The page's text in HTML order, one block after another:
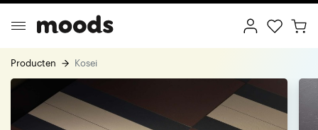
Minimalism Creative Wonderland
Producten Kosei